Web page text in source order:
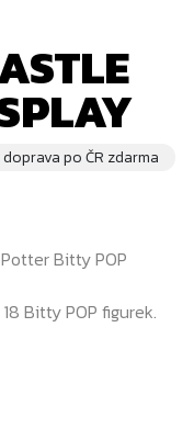
po ČR zdarma
Bitty POP
Bitty POP figurek.